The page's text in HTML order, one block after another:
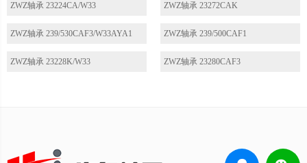
ZWZ轴承 23224CA/W33 ZWZ轴承 23272CAK
ZWZ轴承 239/530CAF3/W33AYA1 ZWZ轴承 239/500CAF1
ZWZ轴承 23228K/W33 ZWZ轴承 23280CAF3